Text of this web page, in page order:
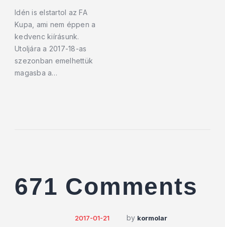
Idén is elstartol az FA
Kupa, ami nem éppen a
kedvenc kiírásunk.
Utoljára a 2017-18-as
szezonban emelhettük
magasba a…
671 Comments
2017-01-21 by kormolar